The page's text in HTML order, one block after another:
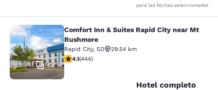
para las fechas seleccionadas
Comfort Inn & Suites Rapid City
63
Comfort Inn & Suites Rapid City near Mt
Rushmore
Rapid City, SD
29.54 km
calificación de 4.14 estrellas. Muy bueno. 444 reseñas
4.1(444)
Hotel completo